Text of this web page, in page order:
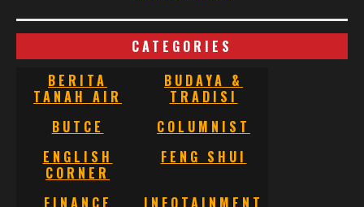
CATEGORIES
BERITA
TANAH AIR
BUDAYA &
TRADISI
BUTCE
COLUMNIST
ENGLISH
CORNER
FENG SHUI
FINANCE
INFOTAINMENT